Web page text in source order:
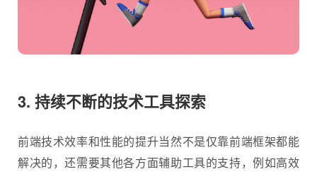
3. 持续不断的技术工具探索
前端技术效率和性能的提升当然不是仅靠前端框架都能
解决的，还需要其他各方面辅助工具的支持，例如高效